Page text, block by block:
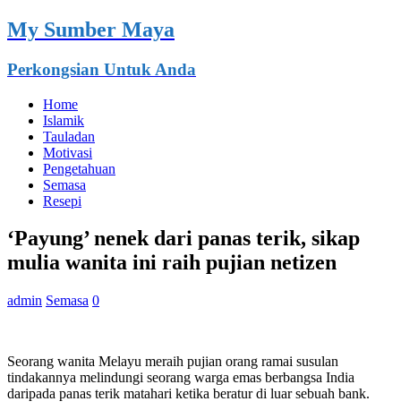
My Sumber Maya
Perkongsian Untuk Anda
Home
Islamik
Tauladan
Motivasi
Pengetahuan
Semasa
Resepi
‘Payung’ nenek dari panas terik, sikap
mulia wanita ini raih pujian netizen
admin Semasa 0
Seorang wanita Melayu meraih pujian orang ramai susulan
tindakannya melindungi seorang warga emas berbangsa India
daripada panas terik matahari ketika beratur di luar sebuah bank.